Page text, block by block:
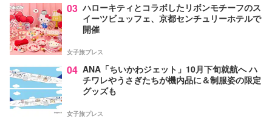
03 ハローキティとコラボしたリボンモチーフのス
イーツビュッフェ、京都センチュリーホテルで
開催
女子旅プレス
04 ANA「ちいかわジェット」10月下旬就航へ ハ
チワレやうさぎたちが機内品に＆制服姿の限定
グッズも
女子旅プレス